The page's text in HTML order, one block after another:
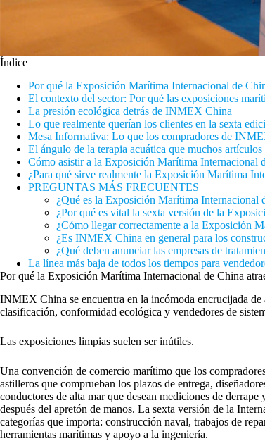
Índice
Por qué la Exposición Marítima Internacional de
El contexto del sector: Por qué las exposiciones
La presión ecológica detrás de INMEX China
Lo que realmente querían los clientes en la sexta
Mesa Informativa: Lo que los compradores de
El ángulo de la terapia acuática que muchos
Cómo asistir a la Exposición Marítima Internacional
¿Para qué sirve realmente la Exposición Marítima
PREGUNTAS MÁS FRECUENTES
¿Qué es la Exposición Marítima Internacional
¿Por qué es vital la sexta versión de la
¿Cómo llegar correctamente a la Exposición
¿Es INMEX China en general para los
¿Qué deben anunciar las empresas de
La línea más baja de todos los tiempos para
Por qué la Exposición Marítima Internacional de China
INMEX China se encuentra en la incómoda encrucijada de
clasificación, conformidad ecológica y vendedores de
Las exposiciones limpias suelen ser inútiles.
Una convención de comercio marítimo que los
astilleros que comprueban los plazos de entrega,
conductores de alta mar que desean mediciones de
después del apretón de manos. La sexta versión de la
categorías que importa: construcción naval, trabajos de
herramientas marítimas y apoyo a la ingeniería.